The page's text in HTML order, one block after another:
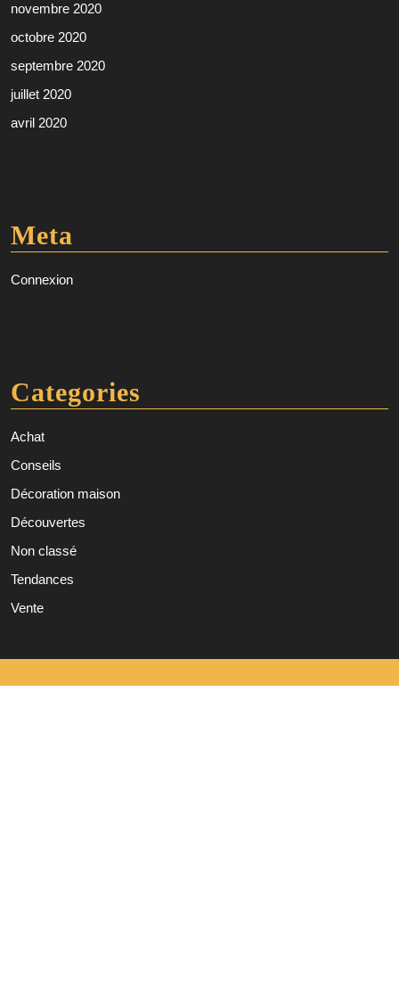
novembre 2020
octobre 2020
septembre 2020
juillet 2020
avril 2020
Meta
Connexion
Categories
Achat
Conseils
Décoration maison
Découvertes
Non classé
Tendances
Vente